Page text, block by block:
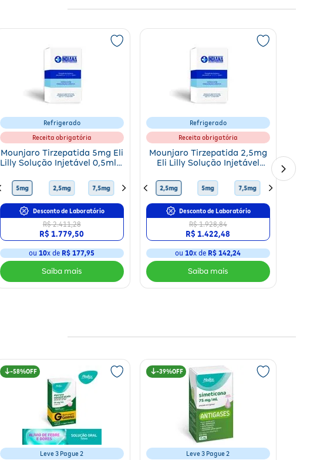
Refrigerado
Receita obrigatória
Mounjaro Tirzepatida 5mg Eli
Lilly Solução Injetável 0,5ml +
5mg 2,5mg 7,5mg 10mg 15mg 12,5mg 5mg
Desconto de Laboratório
R$ 2.411,28
R$ 1.779,50
ou 10x de R$ 177,95
Refrigerado
Receita obrigatória
Mounjaro Tirzepatida 2,5mg
Eli Lilly Solução Injetável
Aplicadoras
10mg 15mg 12,5mg 2,5mg 5mg 7,5mg
Desconto de Laboratório
R$ 1.928,84
R$ 1.422,48
ou 10x de R$ 142,24
58%
Leve 3 Pague 2
39%
Leve 3 Pague 2